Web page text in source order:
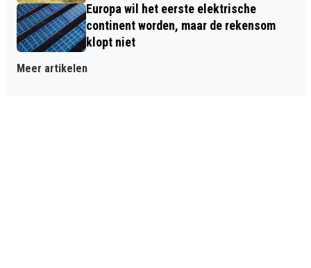
Europa wil het eerste elektrische
continent worden, maar de rekensom
klopt niet
Meer artikelen